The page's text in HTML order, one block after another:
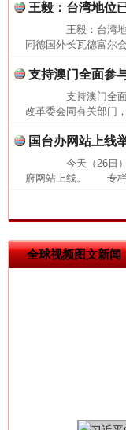
王毅：台湾地位
王毅：台湾地
同德国外长瓦德富
支持澳门全面参
支持澳门全面
改革委会同有关部门
国台办网站上线
今天（26日）
府网站上线。 专栏
全球视频图文新闻